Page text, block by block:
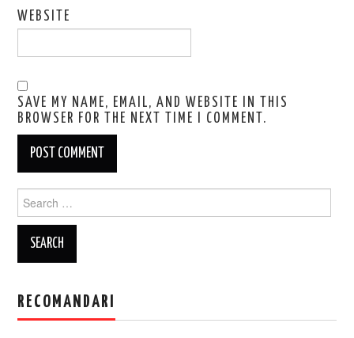
WEBSITE
SAVE MY NAME, EMAIL, AND WEBSITE IN THIS
BROWSER FOR THE NEXT TIME I COMMENT.
for:
RECOMANDARI